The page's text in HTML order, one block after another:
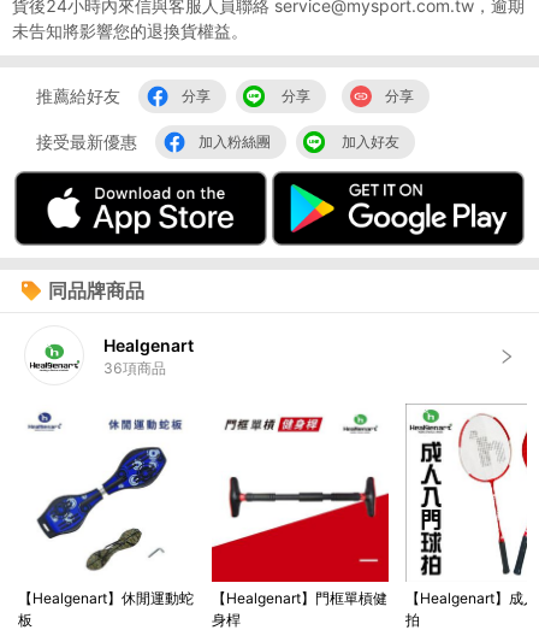
貨後24小時內來信與客服人員聯絡 service@mysport.com.tw，逾期
未告知將影響您的退換貨權益。
推薦給好友 分享 分享 分享
接受最新優惠 加入粉絲團 加入好友
同品牌商品
Healgenart
36項商品
【Healgenart】休閒運動蛇
板
【Healgenart】門框單槓健
身桿
【Healgenart】成
拍